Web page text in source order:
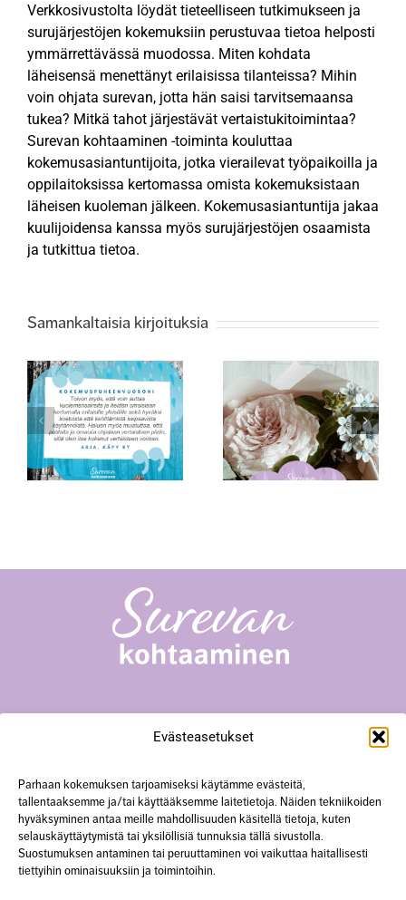
Evästeasetukset
Parhaan kokemuksen tarjoamiseksi käytämme evästeitä,
tallentaaksemme ja/tai käyttääksemme laitetietoja. Näiden tekniikoiden
hyväksyminen antaa meille mahdollisuuden käsitellä tietoja, kuten
selauskäyttäytymistä tai yksilöllisiä tunnuksia tällä sivustolla.
Suostumuksen antaminen tai peruuttaminen voi vaikuttaa haitallisesti
tiettyihin ominaisuuksiin ja toimintoihin.
Verkkosivustolta löydät tieteelliseen tutkimukseen ja
surujärjestöjen kokemuksiin perustuvaa tietoa helposti
ymmärrettävässä muodossa. Miten kohdata
läheisensä menettänyt erilaisissa tilanteissa? Mihin
voin ohjata surevan, jotta hän saisi tarvitsemaansa
tukea? Mitkä tahot järjestävät vertaistukitoimintaa?
Surevan kohtaaminen -toiminta kouluttaa
kokemusasiantuntijoita, jotka vierailevat työpaikoilla ja
oppilaitoksissa kertomassa omista kokemuksistaan
läheisen kuoleman jälkeen. Kokemusasiantuntija jakaa
kuulijoidensa kanssa myös surujärjestöjen osaamista
ja tutkittua tietoa.
Samankaltaisia kirjoituksia
Äitienpäivänä
Surukonferenssin
teemana surun
monimuotoisuus
Yliopistonkatu 23 A18, 40100 Jyväskylä
hanke@surevankohtaaminen.fi
Tarkemmat yhteystiedot